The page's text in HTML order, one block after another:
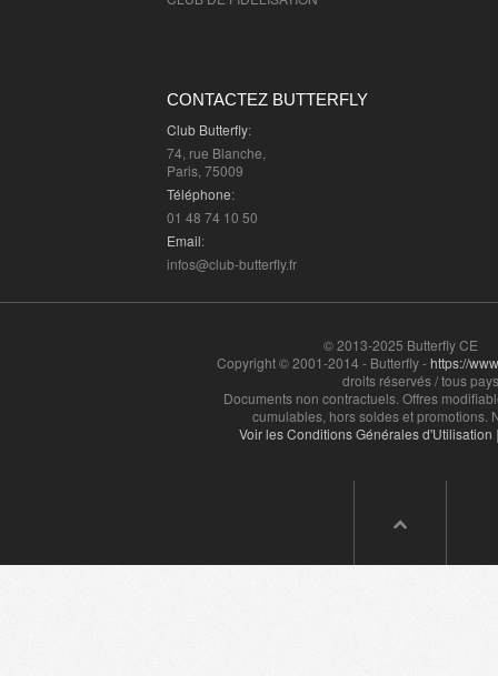
CONTACTEZ BUTTERFLY
Club Butterfly:
74, rue Blanche,
Paris, 75009
Téléphone:
01 48 74 10 50
Email:
infos@club-butterfly.fr
© 2013-2025 Butterfly CE
Copyright © 2001-2014 - Butterfly -https://
droits réservés / tous
Documents non contractuels. Offres
cumulables, hors soldes et promotions.
Voir les Conditions Générales d'Utilisation